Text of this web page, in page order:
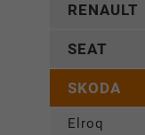
RENAULT
SEAT
SKODA
Elroq